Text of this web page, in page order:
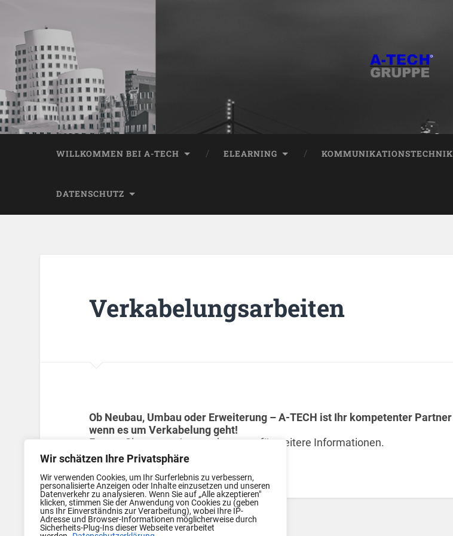
Wir schätzen Ihre Privatsphäre
Wir verwenden Cookies, um Ihr Surferlebnis zu verbessern,
personalisierte Anzeigen oder Inhalte einzusetzen und unseren
Datenverkehr zu analysieren. Wenn Sie auf „Alle akzeptieren"
klicken, stimmen Sie der Anwendung von Cookies zu (geben
uns Ihr Einverständnis zur Verarbeitung), wobei Ihre IP-
Adresse und Browser-Informationen möglicherweise durch
Sicherheits-Plug-Ins dieser Webseite verarbeitet
WILLKOMMEN BEI A-TECH ELEARNING KOMMUNIKATIONSTECHNIK
DATENSCHUTZ
Verkabelungsarbeiten
Ob Neubau, Umbau oder Erweiterung – A-TECH ist Ihr kompetenter Partner
wenn es um Verkabelung geht!
Fragen Sie unsere Ansprechpartner für weitere Informationen.